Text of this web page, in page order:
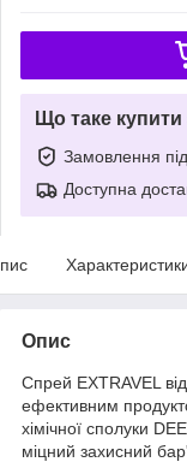
Що таке
Замовлення
Доступна
Опис
Спрей EXTRAVEL
ефективним
хімічної сполуки
міцний захисний